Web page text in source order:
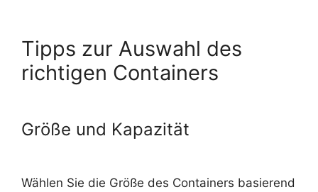
Tipps zur Auswahl des
richtigen Containers
Größe und Kapazität
Wählen Sie die Größe des Containers basierend